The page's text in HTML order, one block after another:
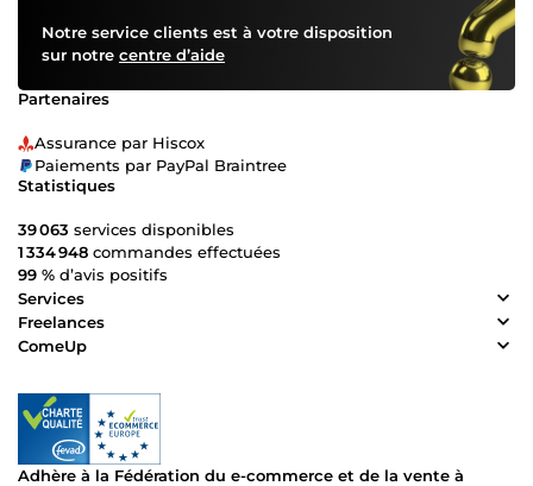
Notre service clients est à votre disposition
sur notre centre d’aide
Partenaires
Assurance par Hiscox
Paiements par PayPal Braintree
Statistiques
39 063 services disponibles
1 334 948 commandes effectuées
99 % d’avis positifs
Services
Freelances
ComeUp
Adhère à la Fédération du e-commerce et de la vente à